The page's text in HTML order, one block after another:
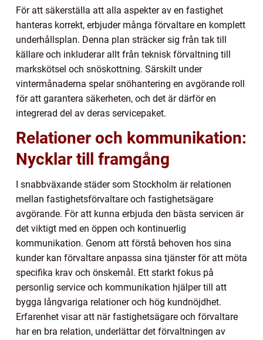
För att säkerställa att alla aspekter av en fastighet
hanteras korrekt, erbjuder många förvaltare en komplett
underhållsplan. Denna plan sträcker sig från tak till
källare och inkluderar allt från teknisk förvaltning till
markskötsel och snöskottning. Särskilt under
vintermånaderna spelar snöhantering en avgörande roll
för att garantera säkerheten, och det är därför en
integrerad del av deras servicepaket.
Relationer och kommunikation:
Nycklar till framgång
I snabbväxande städer som Stockholm är relationen
mellan fastighetsförvaltare och fastighetsägare
avgörande. För att kunna erbjuda den bästa servicen är
det viktigt med en öppen och kontinuerlig
kommunikation. Genom att förstå behoven hos sina
kunder kan förvaltare anpassa sina tjänster för att möta
specifika krav och önskemål. Ett starkt fokus på
personlig service och kommunikation hjälper till att
bygga långvariga relationer och hög kundnöjdhet.
Erfarenhet visar att när fastighetsägare och förvaltare
har en bra relation, underlättar det förvaltningen av